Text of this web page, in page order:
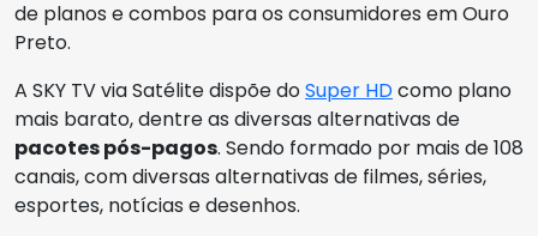
de planos e combos para os consumidores em Ouro
Preto.
A SKY TV via Satélite dispõe doSuper HDcomo plano
mais barato, dentre as diversas alternativas de
pacotes pós-pagos. Sendo formado por mais de 108
canais, com diversas alternativas de filmes, séries,
esportes, notícias e desenhos.